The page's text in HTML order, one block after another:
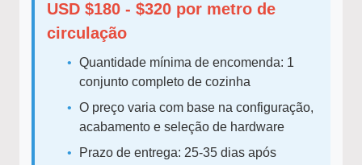
USD $180 - $320 por metro de
circulação
Quantidade mínima de encomenda: 1
conjunto completo de cozinha
O preço varia com base na configuração,
acabamento e seleção de hardware
Prazo de entrega: 25-35 dias após